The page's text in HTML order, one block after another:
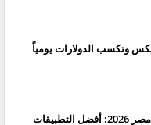
وتكسب الدولارات يومياً
دليل التمويل السريع في مصر 2026: أفضل التطبيقات